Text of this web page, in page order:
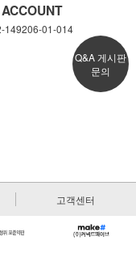
149206-01-014
Q&A 게시판
문의
고객센터